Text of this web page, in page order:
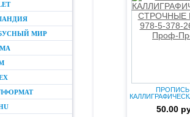
МИР
ПРОПИСЬ
50.00